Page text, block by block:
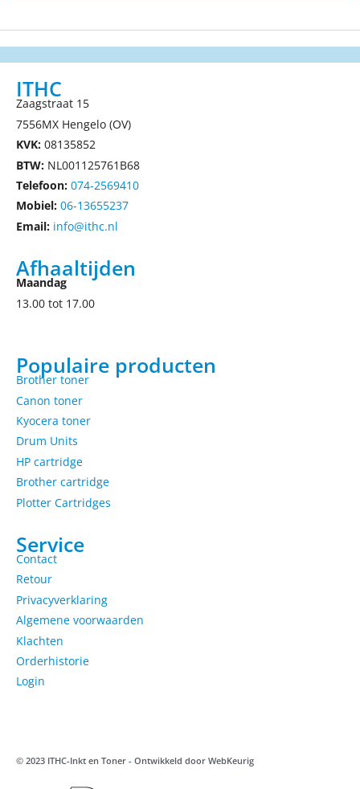
ITHC
Zaagstraat 15
7556MX Hengelo (OV)
KVK: 08135852
BTW: NL001125761B68
Telefoon: 074-2569410
Mobiel: 06-13655237
Email: info@ithc.nl
Afhaaltijden
Maandag
13.00 tot 17.00
Populaire producten
Brother toner
Canon toner
Kyocera toner
Drum Units
HP cartridge
Brother cartridge
Plotter Cartridges
Service
Contact
Retour
Privacyverklaring
Algemene voorwaarden
Klachten
Orderhistorie
Login
© 2023 ITHC-Inkt en Toner - Ontwikkeld door WebKeurig